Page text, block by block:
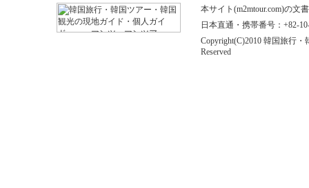
本サイト(m2mtour.com)の文
日本直通・携帯番号：+82-
Copyright(C)2010 韓国旅行
Reserved